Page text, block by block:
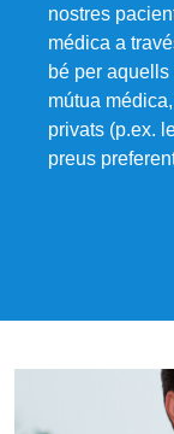
nostres
médica a
bé per aquells
mútua
privats (p.ex.
preus